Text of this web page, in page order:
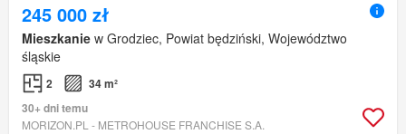
245 000 zł
Mieszkanie w Grodziec, Powiat będziński, Województwo
śląskie
2
34 m²
30+ dni temu
MORIZON.PL - METROHOUSE FRANCHISE S.A.